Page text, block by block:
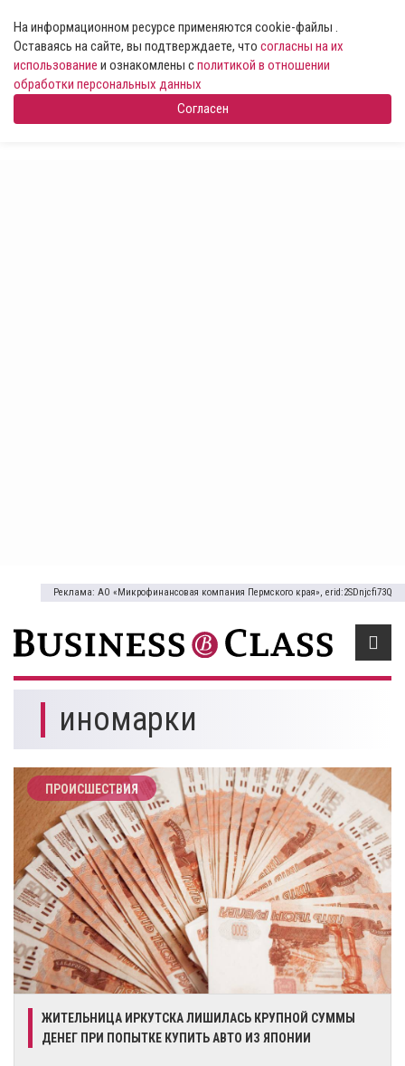
На информационном ресурсе применяются cookie-файлы .
Оставаясь на сайте, вы подтверждаете, что согласны на их
использование и ознакомлены сполитикой в отношении
обработки персональных данных
Согласен
Реклама: АО «Микрофинансовая компания Пермского края», erid:2SDnjcfi73Q
иномарки
ПРОИСШЕСТВИЯ
ЖИТЕЛЬНИЦА ИРКУТСКА ЛИШИЛАСЬ КРУПНОЙ СУММЫ
ДЕНЕГ ПРИ ПОПЫТКЕ КУПИТЬ АВТО ИЗ ЯПОНИИ